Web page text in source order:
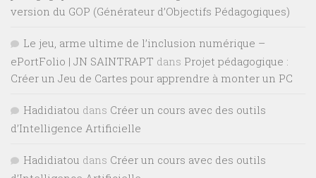
version du GOP (Générateur d’Objectifs Pédagogiques)
Le jeu, arme ultime de l’inclusion numérique –
ePortFolio | JN SAINTRAPT dans Projet pédagogique :
Créer un Jeu de Cartes pour apprendre à monter un PC
Hadidiatou dans Créer un cours avec des outils
d’Intelligence Artificielle
Hadidiatou dans Créer un cours avec des outils